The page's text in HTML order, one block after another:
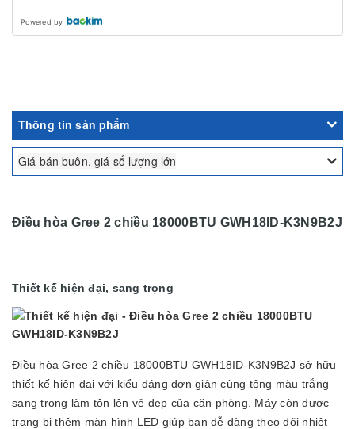
Powered by
Thông tin sản phẩm
Giá bán buôn, giá số lượng lớn
Điều hòa Gree 2 chiều 18000BTU GWH18ID-K3N9B2J
Thiết kế hiện đại, sang trọng
Điều hòa Gree 2 chiều 18000BTU GWH18ID-K3N9B2J sở hữu
thiết kế hiện đại với kiểu dáng đơn giản cùng tông màu trắng
sang trọng làm tôn lên vẻ đẹp của căn phòng. Máy còn được
trang bị thêm màn hình LED giúp bạn dễ dàng theo dõi nhiệt